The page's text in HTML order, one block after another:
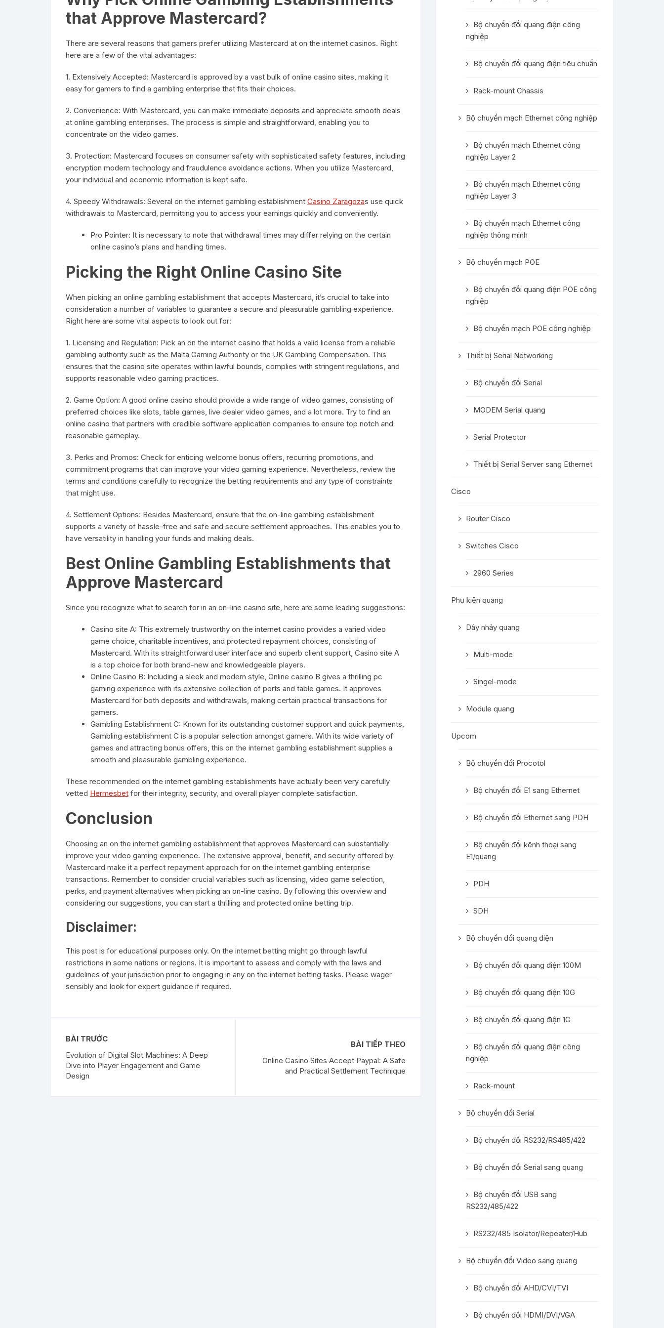
that Approve Mastercard?
There are several reasons that gamers prefer utilizing Mastercard at on the internet casinos. Right
here are a few of the vital advantages:
1. Extensively Accepted: Mastercard is approved by a vast bulk of online casino sites, making it
easy for gamers to find a gambling enterprise that fits their choices.
2. Convenience: With Mastercard, you can make immediate deposits and appreciate smooth deals
at online gambling enterprises. The process is simple and straightforward, enabling you to
concentrate on the video games.
3. Protection: Mastercard focuses on consumer safety with sophisticated safety features, including
encryption modern technology and fraudulence avoidance actions. When you utilize Mastercard,
your individual and economic information is kept safe.
4. Speedy Withdrawals: Several on the internet gambling establishment Casino Zaragozas use quick
withdrawals to Mastercard, permitting you to access your earnings quickly and conveniently.
Pro Pointer: It is necessary to note that withdrawal times may differ relying on the certain
online casino’s plans and handling times.
Picking the Right Online Casino Site
When picking an online gambling establishment that accepts Mastercard, it’s crucial to take into
consideration a number of variables to guarantee a secure and pleasurable gambling experience.
Right here are some vital aspects to look out for:
1. Licensing and Regulation: Pick an on the internet casino that holds a valid license from a reliable
gambling authority such as the Malta Gaming Authority or the UK Gambling Compensation. This
ensures that the casino site operates within lawful bounds, complies with stringent regulations, and
supports reasonable video gaming practices.
2. Game Option: A good online casino should provide a wide range of video games, consisting of
preferred choices like slots, table games, live dealer video games, and a lot more. Try to find an
online casino that partners with credible software application companies to ensure top notch and
reasonable gameplay.
3. Perks and Promos: Check for enticing welcome bonus offers, recurring promotions, and
commitment programs that can improve your video gaming experience. Nevertheless, review the
terms and conditions carefully to recognize the betting requirements and any type of constraints
that might use.
4. Settlement Options: Besides Mastercard, ensure that the on-line gambling establishment
supports a variety of hassle-free and safe and secure settlement approaches. This enables you to
have versatility in handling your funds and making deals.
Best Online Gambling Establishments that
Approve Mastercard
Since you recognize what to search for in an on-line casino site, here are some leading suggestions:
Casino site A: This extremely trustworthy on the internet casino provides a varied video
game choice, charitable incentives, and protected repayment choices, consisting of
Mastercard. With its straightforward user interface and superb client support, Casino site A
is a top choice for both brand-new and knowledgeable players.
Online Casino B: Including a sleek and modern style, Online casino B gives a thrilling pc
gaming experience with its extensive collection of ports and table games. It approves
Mastercard for both deposits and withdrawals, making certain practical transactions for
gamers.
Gambling Establishment C: Known for its outstanding customer support and quick payments,
Gambling establishment C is a popular selection amongst gamers. With its wide variety of
games and attracting bonus offers, this on the internet gambling establishment supplies a
smooth and pleasurable gambling experience.
These recommended on the internet gambling establishments have actually been very carefully
vetted Hermesbet for their integrity, security, and overall player complete satisfaction.
Conclusion
Choosing an on the internet gambling establishment that approves Mastercard can substantially
improve your video gaming experience. The extensive approval, benefit, and security offered by
Mastercard make it a perfect repayment approach for on the internet gambling enterprise
transactions. Remember to consider crucial variables such as licensing, video game selection,
perks, and payment alternatives when picking an on-line casino. By following this overview and
considering our suggestions, you can start a thrilling and protected online betting trip.
Disclaimer:
This post is for educational purposes only. On the internet betting might go through lawful
restrictions in some nations or regions. It is important to assess and comply with the laws and
guidelines of your jurisdiction prior to engaging in any on the internet betting tasks. Please wager
sensibly and look for expert guidance if required.
BÀI TRƯỚC
Evolution of Digital Slot Machines: A Deep
Dive into Player Engagement and Game
Design
BÀI TIẾP THEO
Online Casino Sites Accept Paypal: A Safe
and Practical Settlement Technique
Bộ chuyển đổi quang điện công
nghiệp
Bộ chuyển đổi quang điện tiêu chuẩn
Rack-mount Chassis
Bộ chuyển mạch Ethernet công nghiệp
Bộ chuyển mạch Ethernet công
nghiệp Layer 2
Bộ chuyển mạch Ethernet công
nghiệp Layer 3
Bộ chuyển mạch Ethernet công
nghiệp thông minh
Bộ chuyển mạch POE
Bộ chuyển đổi quang điện POE công
nghiệp
Bộ chuyển mạch POE công nghiệp
Thiết bị Serial Networking
Bộ chuyển đổi Serial
MODEM Serial quang
Serial Protector
Thiết bị Serial Server sang Ethernet
Cisco
Router Cisco
Switches Cisco
2960 Series
Phụ kiện quang
Dây nhảy quang
Multi-mode
Singel-mode
Module quang
Upcom
Bộ chuyển đổi Procotol
Bộ chuyển đổi E1 sang Ethernet
Bộ chuyển đổi Ethernet sang PDH
Bộ chuyển đổi kênh thoại sang
E1/quang
PDH
SDH
Bộ chuyển đổi quang điện
Bộ chuyển đổi quang điện 100M
Bộ chuyển đổi quang điện 10G
Bộ chuyển đổi quang điện 1G
Bộ chuyển đổi quang điện công
nghiệp
Rack-mount
Bộ chuyển đổi Serial
Bộ chuyển đổi RS232/RS485/422
Bộ chuyển đổi Serial sang quang
Bộ chuyển đổi USB sang
RS232/485/422
RS232/485 Isolator/Repeater/Hub
Bộ chuyển đổi Video sang quang
Bộ chuyển đổi AHD/CVI/TVI
Bộ chuyển đổi HDMI/DVI/VGA